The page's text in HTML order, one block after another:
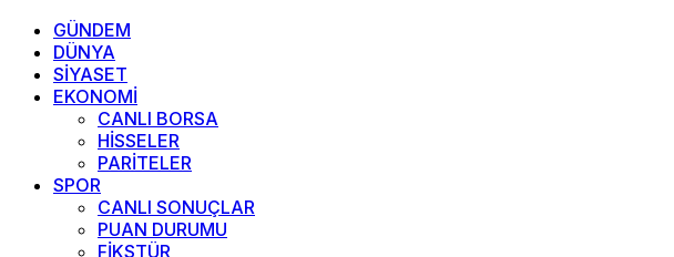
GÜNDEM
DÜNYA
SİYASET
EKONOMİ
CANLI BORSA
HİSSELER
PARİTELER
SPOR
CANLI SONUÇLAR
PUAN DURUMU
FİKSTÜR